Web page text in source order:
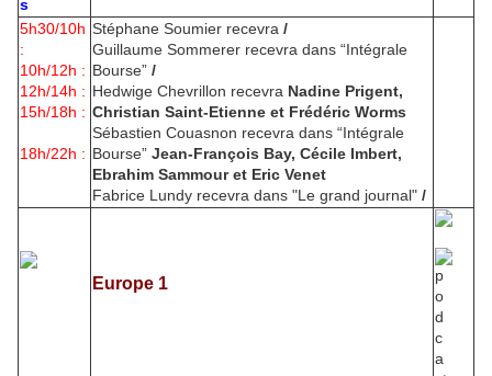
5h30/10h
:
10h/12h :
12h/14h :
15h/18h :
18h/22h :
Stéphane Soumier recevra /
Guillaume Sommerer recevra dans “Intégrale
Bourse” /
Hedwige Chevrillon recevra Nadine Prigent,
Christian Saint-Etienne et Frédéric Worms
Sébastien Couasnon recevra dans “Intégrale
Bourse” Jean-François Bay, Cécile Imbert,
Ebrahim Sammour et Eric Venet
Fabrice Lundy recevra dans "Le grand journal" /
Europe 1